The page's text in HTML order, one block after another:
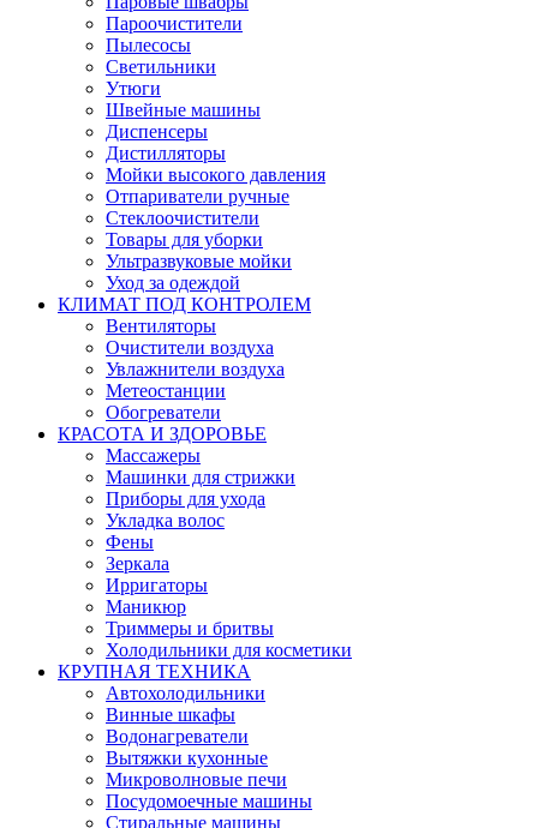
Пароочистители
Пылесосы
Светильники
Утюги
Швейные машины
Диспенсеры
Дистилляторы
Мойки высокого давления
Отпариватели ручные
Стеклоочистители
Товары для уборки
Ультразвуковые мойки
Уход за одеждой
КЛИМАТ ПОД КОНТРОЛЕМ
Вентиляторы
Очистители воздуха
Увлажнители воздуха
Метеостанции
Обогреватели
КРАСОТА И ЗДОРОВЬЕ
Массажеры
Машинки для стрижки
Приборы для ухода
Укладка волос
Фены
Зеркала
Ирригаторы
Маникюр
Триммеры и бритвы
Холодильники для косметики
КРУПНАЯ ТЕХНИКА
Автохолодильники
Винные шкафы
Водонагреватели
Вытяжки кухонные
Микроволновые печи
Посудомоечные машины
Стиральные машины